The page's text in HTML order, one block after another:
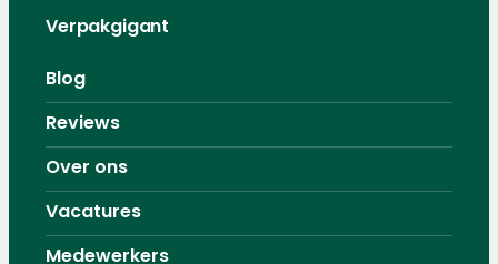
Verpakgigant
Blog
Reviews
Over ons
Vacatures
Medewerkers